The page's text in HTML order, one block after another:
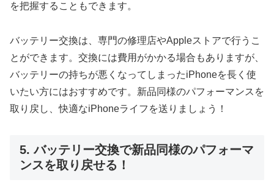
を把握することもできます。
バッテリー交換は、専門の修理店やAppleストアで行うこ
とができます。交換には費用がかかる場合もありますが、
バッテリーの持ちが悪くなってしまったiPhoneを長く使
いたい方にはおすすめです。新品同様のパフォーマンスを
取り戻し、快適なiPhoneライフを送りましょう！
5. バッテリー交換で新品同様のパフォーマ
ンスを取り戻せる！